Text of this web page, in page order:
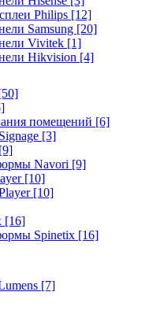
Philips [12]
Samsung [20]
Vivitek [1]
Hikvision [4]
помещений [6]
[3]
[9]
Navori [9]
[10]
[10]
[16]
Spinetix [16]
[7]